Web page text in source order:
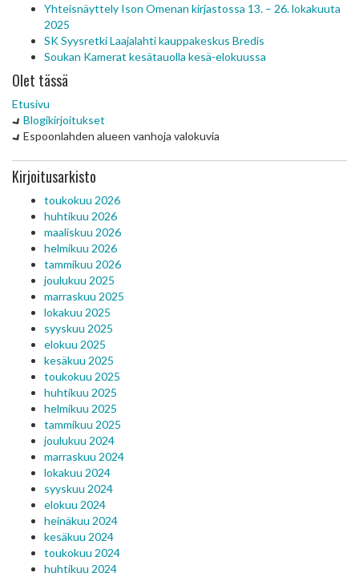
Yhteisnäyttely Ison Omenan kirjastossa 13. – 26. lokakuuta
2025
SK Syysretki Laajalahti kauppakeskus Bredis
Soukan Kamerat kesätauolla kesä-elokuussa
Olet tässä
Etusivu
Blogikirjoitukset
Espoonlahden alueen vanhoja valokuvia
Kirjoitusarkisto
toukokuu 2026
huhtikuu 2026
maaliskuu 2026
helmikuu 2026
tammikuu 2026
joulukuu 2025
marraskuu 2025
lokakuu 2025
syyskuu 2025
elokuu 2025
kesäkuu 2025
toukokuu 2025
huhtikuu 2025
helmikuu 2025
tammikuu 2025
joulukuu 2024
marraskuu 2024
lokakuu 2024
syyskuu 2024
elokuu 2024
heinäkuu 2024
kesäkuu 2024
toukokuu 2024
huhtikuu 2024